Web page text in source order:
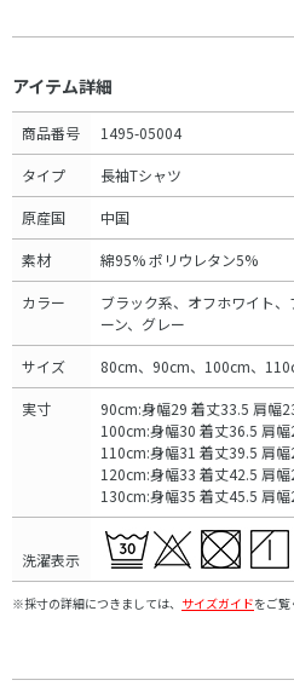
アイテム詳細
商品番号 1495-05004
タイプ 長袖Tシャツ
原産国 中国
素材 綿95% ポリウレタン5%
カラー
ブラック系、オフホワイト
ーン、グレー
サイズ 80cm、90cm、100cm、
実寸
90cm:身幅29 着丈33.5 肩幅
100cm:身幅30 着丈36.5 肩
110cm:身幅31 着丈39.5 肩
120cm:身幅33 着丈42.5 肩幅
130cm:身幅35 着丈45.5 肩
洗濯表示
※採寸の詳細につきましては、 サイズガイドをご覧